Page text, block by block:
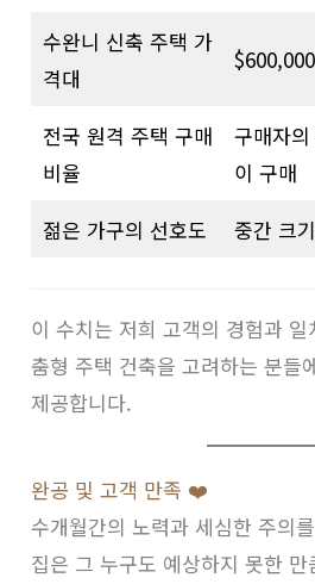
수완니 신축 주택 가
격대
전국 원격 주택 구매
비율
구매자
이 구매
젊은 가구의 선호도
중간 크
이 수치는 저희 고객의 경험과
춤형 주택 건축을 고려하는 분들
제공합니다.
완공 및 고객 만족 ❤️
수개월간의 노력과 세심한 주의
집은 그 누구도 예상하지 못한